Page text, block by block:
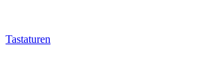
Tastaturen